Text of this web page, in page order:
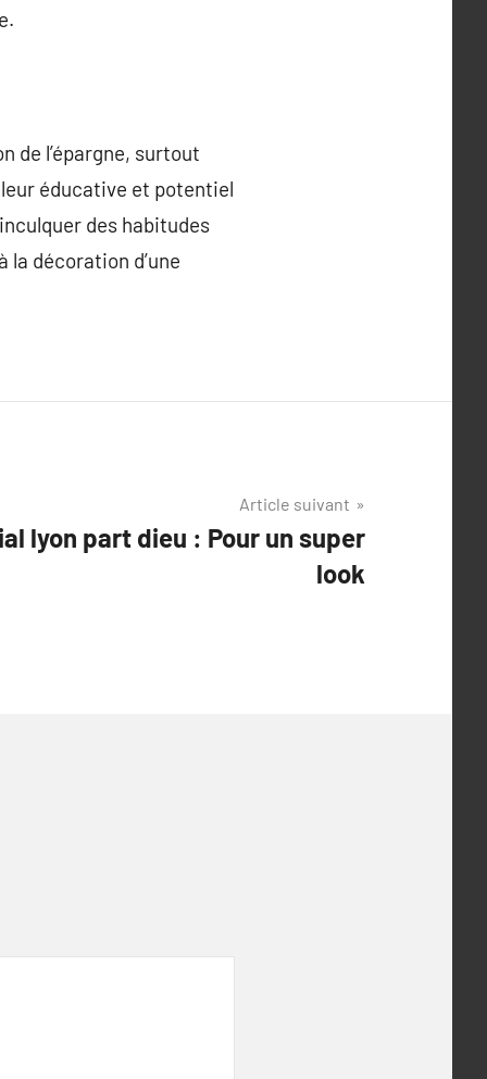
de l’épargne, surtout
éducative et potentiel
des habitudes
décoration d’une
Article suivant
lyon part dieu : Pour un super
look